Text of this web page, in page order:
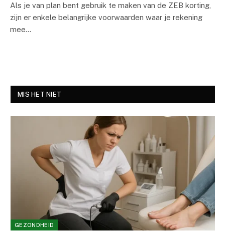
Als je van plan bent gebruik te maken van de ZEB korting,
zijn er enkele belangrijke voorwaarden waar je rekening
mee…
MIS HET NIET
GEZONDHEID